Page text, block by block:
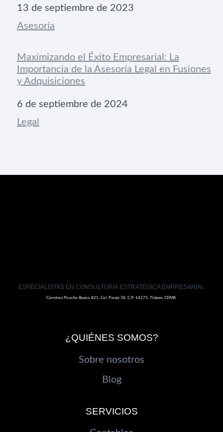
Fecha
13 de septiembre de 2023
Respecto a
Asesoría
Maximizando el Éxito Empresarial: La
Importancia de la Asesoría Legal en Fusiones
y Adquisiciones
Fecha
6 de septiembre de 2024
Respecto a
Legal
ESPECIALISTAS EN CONSULTORÍA ESTRATÉGICA EMPRESARIAL
Carretera Picacho Ajusco #21, Col. Paraje 38, C.P: 14275, Tlalpan, CDMX.
¿QUIÉNES SOMOS?
Sobre nosotros
Blog
SERVICIOS